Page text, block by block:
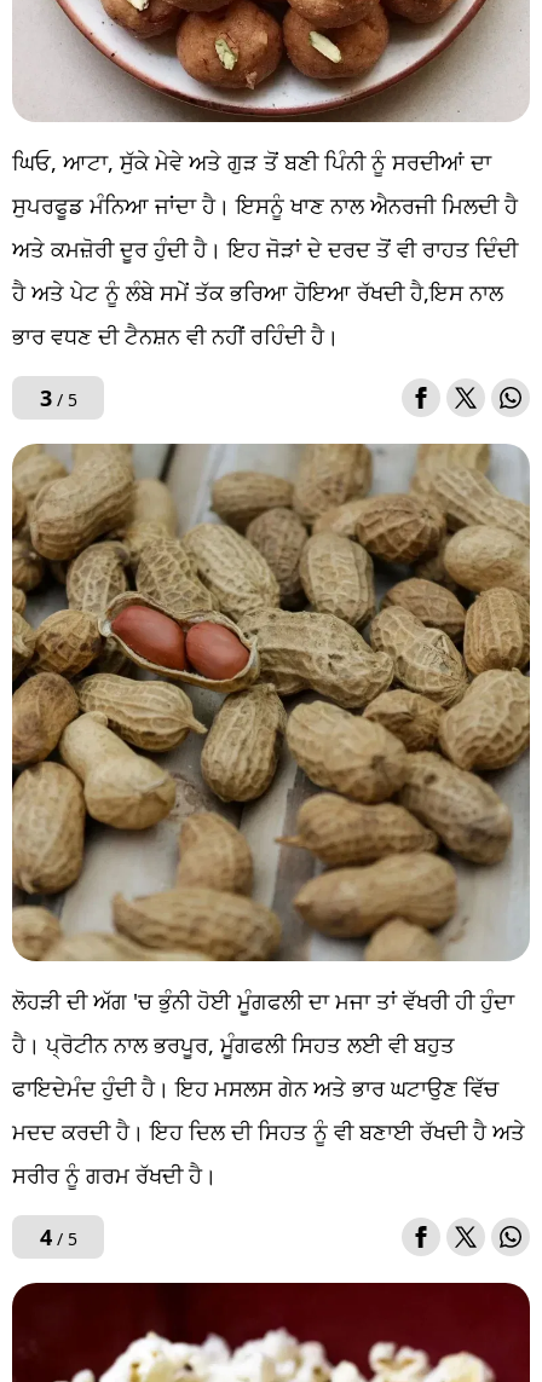
ਘਿਓ, ਆਟਾ, ਸੁੱਕੇ ਮੇਵੇ ਅਤੇ ਗੁੜ ਤੋਂ ਬਣੀ ਪਿੰਨੀ ਨੂੰ ਸਰਦੀਆਂ ਦਾ
ਸੁਪਰਫੂਡ ਮੰਨਿਆ ਜਾਂਦਾ ਹੈ। ਇਸਨੂੰ ਖਾਣ ਨਾਲ ਐਨਰਜੀ ਮਿਲਦੀ ਹੈ
ਅਤੇ ਕਮਜ਼ੋਰੀ ਦੂਰ ਹੁੰਦੀ ਹੈ। ਇਹ ਜੋੜਾਂ ਦੇ ਦਰਦ ਤੋਂ ਵੀ ਰਾਹਤ ਦਿੰਦੀ
ਹੈ ਅਤੇ ਪੇਟ ਨੂੰ ਲੰਬੇ ਸਮੇਂ ਤੱਕ ਭਰਿਆ ਹੋਇਆ ਰੱਖਦੀ ਹੈ,ਇਸ ਨਾਲ
ਭਾਰ ਵਧਣ ਦੀ ਟੈਨਸ਼ਨ ਵੀ ਨਹੀਂ ਰਹਿੰਦੀ ਹੈ।
3/ 5
ਲੋਹੜੀ ਦੀ ਅੱਗ 'ਚ ਭੁੰਨੀ ਹੋਈ ਮੂੰਗਫਲੀ ਦਾ ਮਜਾ ਤਾਂ ਵੱਖਰੀ ਹੀ ਹੁੰਦਾ
ਹੈ। ਪ੍ਰੋਟੀਨ ਨਾਲ ਭਰਪੂਰ, ਮੂੰਗਫਲੀ ਸਿਹਤ ਲਈ ਵੀ ਬਹੁਤ
ਫਾਇਦੇਮੰਦ ਹੁੰਦੀ ਹੈ। ਇਹ ਮਸਲਸ ਗੇਨ ਅਤੇ ਭਾਰ ਘਟਾਉਣ ਵਿੱਚ
ਮਦਦ ਕਰਦੀ ਹੈ। ਇਹ ਦਿਲ ਦੀ ਸਿਹਤ ਨੂੰ ਵੀ ਬਣਾਈ ਰੱਖਦੀ ਹੈ ਅਤੇ
ਸਰੀਰ ਨੂੰ ਗਰਮ ਰੱਖਦੀ ਹੈ।
4/ 5